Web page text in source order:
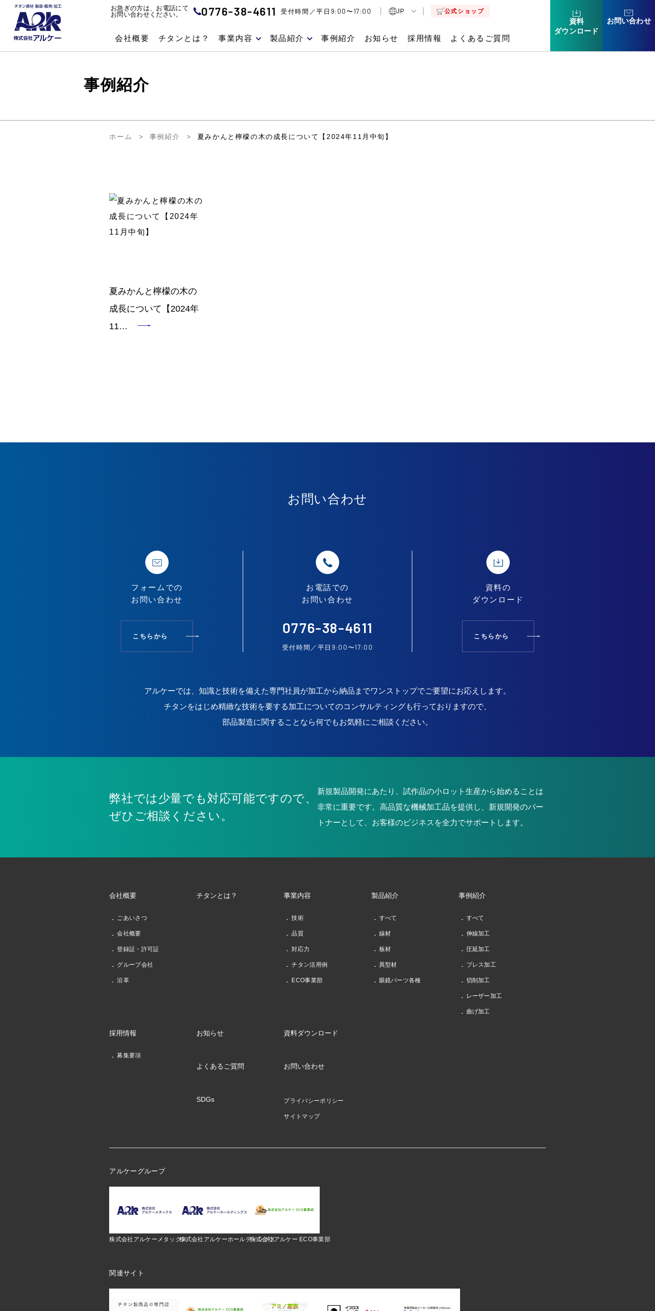
お急ぎの方は、お電話にて
お問い合わせください。
0776-38-4611 受付時間／平日 9:00 〜17:00 JP 公式ショップ
会社概要 チタンとは？ 事業内容 製品紹介 事例紹介 お知らせ 採用情報 よくあるご質問
資料
ダウンロード
お問い合わせ
事例紹介
ホーム 事例紹介 夏みかんと檸檬の木の成長について【2024年11月中旬】
夏みかんと檸檬の木の
成長について【2024年
11…
お問い合わせ
フォームでの
お問い合わせ
こちらから
お電話での
お問い合わせ
0776-38-4611
受付時間／平日 9:00 〜17:00
資料の
ダウンロード
こちらから
アルケーでは、知識と技術を備えた専門社員が加工から納品までワンストップでご要望にお応えします。
チタンをはじめ精緻な技術を要する加工についてのコンサルティングも行っておりますので、
部品製造に関することなら何でもお気軽にご相談ください。
弊社では少量でも対応可能ですので、
ぜひご相談ください。
新規製品開発にあたり、試作品の小ロット生産から始めることは
非常に重要です。高品質な機械加工品を提供し、新規開発のパー
トナーとして、お客様のビジネスを全力でサポートします。
会社概要
ごあいさつ
会社概要
登録証・許可証
グループ会社
沿革
チタンとは？ 事業内容
技術
品質
対応力
チタン活用例
ECO事業部
製品紹介
すべて
線材
板材
異型材
眼鏡パーツ各種
事例紹介
すべて
伸線加工
圧延加工
プレス加工
切削加工
レーザー加工
曲げ加工
採用情報
募集要項
お知らせ
よくあるご質問
SDGs
資料ダウンロード
お問い合わせ
プライバシーポリシー
サイトマップ
アルケーグループ
株式会社アルケーメタックス株式会社アルケーホールディングス株式会社アルケー ECO事業部
関連サイト